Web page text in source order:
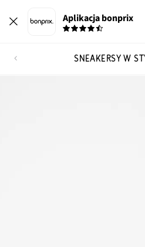
Aplikacja bonprix
SNEAKERSY W